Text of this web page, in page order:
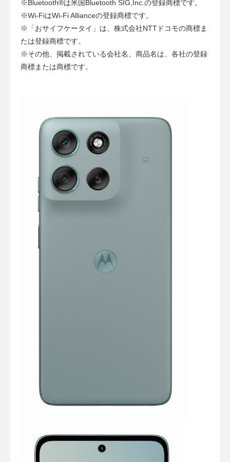
※Bluetooth®は米国Bluetooth SIG,Inc.の登録商標です。
※Wi-FiはWi-Fi Allianceの登録商標です。
※「おサイフケータイ」は、株式会社NTTドコモの商標ま
たは登録商標です。
※その他、掲載されている会社名、商品名は、各社の登録
商標または商標です。